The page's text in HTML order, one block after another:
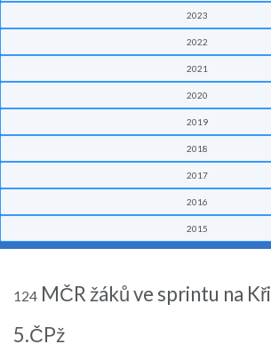
2023
2022
2021
2020
2019
2018
2017
2016
2015
124 MČR žáků ve sprintu na
5.ČPž